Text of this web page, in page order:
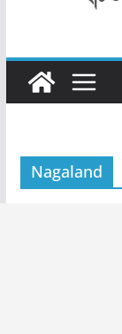
Nagaland